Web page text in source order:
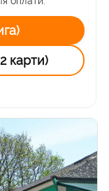
карти)